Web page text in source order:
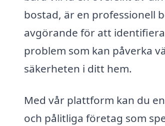
bostad, är en professionell
avgörande för att
problem som kan påverka
säkerheten i ditt hem.
Med vår plattform kan du
och pålitliga företag som